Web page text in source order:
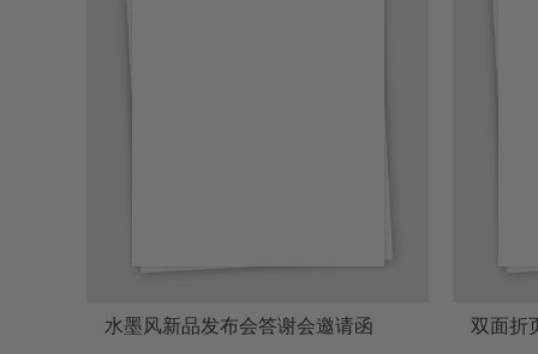
水墨风新品发布会答谢会邀请函 双面折